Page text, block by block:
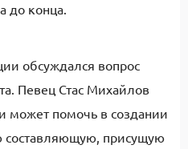
до конца.
обсуждался вопрос
Певец Стас Михайлов
может помочь в создании
составляющую, присущую